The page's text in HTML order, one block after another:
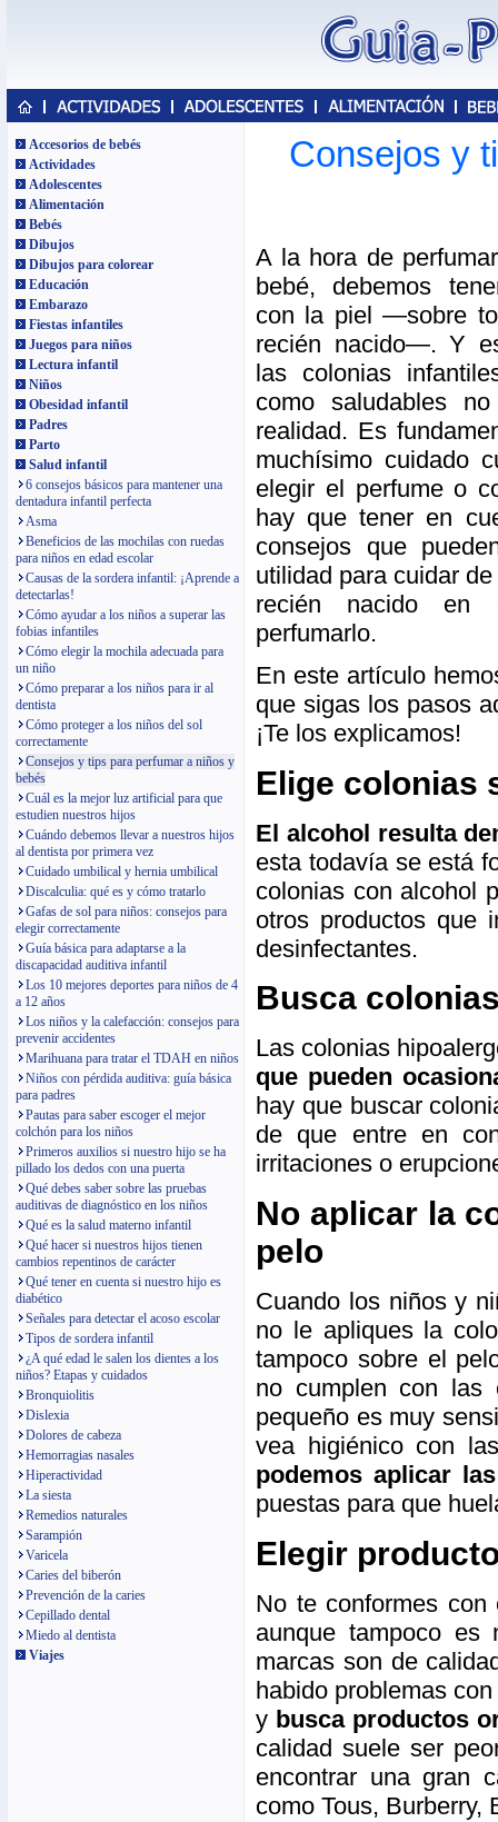
Accesorios de bebés
Actividades
Adolescentes
Alimentación
Bebés
Dibujos
Dibujos para colorear
Educación
Embarazo
Fiestas infantiles
Juegos para niños
Lectura infantil
Niños
Obesidad infantil
Padres
Parto
Salud infantil
6 consejos básicos para mantener una
dentadura infantil perfecta
Asma
Beneficios de las mochilas con ruedas
para niños en edad escolar
Causas de la sordera infantil: ¡Aprende a
detectarlas!
Cómo ayudar a los niños a superar las
fobias infantiles
Cómo elegir la mochila adecuada para
un niño
Cómo preparar a los niños para ir al
dentista
Cómo proteger a los niños del sol
correctamente
Consejos y tips para perfumar a niños y
bebés
Cuál es la mejor luz artificial para que
estudien nuestros hijos
Cuándo debemos llevar a nuestros hijos
al dentista por primera vez
Cuidado umbilical y hernia umbilical
Discalculia: qué es y cómo tratarlo
Gafas de sol para niños: consejos para
elegir correctamente
Guía básica para adaptarse a la
discapacidad auditiva infantil
Los 10 mejores deportes para niños de 4
a 12 años
Los niños y la calefacción: consejos para
prevenir accidentes
Marihuana para tratar el TDAH en niños
Niños con pérdida auditiva: guía básica
para padres
Pautas para saber escoger el mejor
colchón para los niños
Primeros auxilios si nuestro hijo se ha
pillado los dedos con una puerta
Qué debes saber sobre las pruebas
auditivas de diagnóstico en los niños
Qué es la salud materno infantil
Qué hacer si nuestros hijos tienen
cambios repentinos de carácter
Qué tener en cuenta si nuestro hijo es
diabético
Señales para detectar el acoso escolar
Tipos de sordera infantil
¿A qué edad le salen los dientes a los
niños? Etapas y cuidados
Bronquiolitis
Dislexia
Dolores de cabeza
Hemorragias nasales
Hiperactividad
La siesta
Remedios naturales
Sarampión
Varicela
Caries del biberón
Prevención de la caries
Cepillado dental
Miedo al dentista
Viajes
Consejos y
A la hora de
bebé, debemos
con la piel —sobre
recién nacido—. Y
las colonias
como saludables
realidad. Es
muchísimo cuidado
elegir el perfume o
hay que tener en
consejos que
utilidad para cuidar
recién nacido en
perfumarlo.
En este artículo
que sigas los pasos
¡Te los explicamos!
Elige colonias
El alcohol resulta
esta todavía se está
colonias con alcohol
otros productos que
desinfectantes.
Busca
Las colonias
que pueden
hay que buscar
de que entre en
irritaciones o
No aplicar la
pelo
Cuando los niños y
no le apliques la
tampoco sobre el
no cumplen con las
pequeño es muy
vea higiénico con
podemos aplicar
puestas para que
Elegir
No te conformes
aunque tampoco
marcas son de
habido problemas
y busca productos
calidad suele ser
encontrar una gran
como Tous, Burberry,